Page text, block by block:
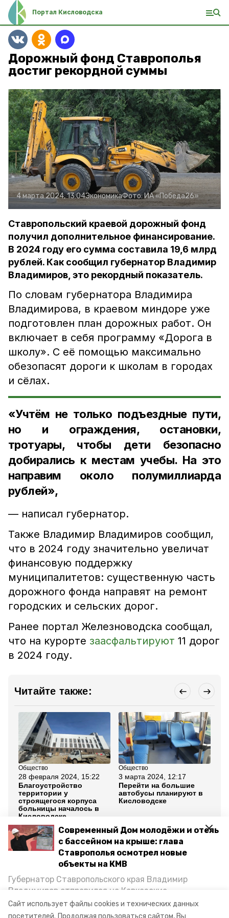
Сайт использует файлы cookies и технических данных
посетителей. Продолжая пользоваться сайтом, Вы
Современный Дом молодёжи и отель
с бассейном на крыше: глава
Ставрополья осмотрел новые
объекты на КМВ
Губернатор Ставропольского края Владимир
Владимиров отправился на Кавказские
Минеральные Воды, чтобы проинспектировать
строительство объектов в Кисловодске и
Портал Кисловодска
Дорожный фонд Ставрополья
достиг рекордной суммы
4 марта 2024, 13:04ЭкономикаФото:ИА «Победа26»
Ставропольский краевой дорожный фонд
получил дополнительное финансирование.
В 2024 году его сумма составила 19,6 млрд
рублей. Как сообщил губернатор Владимир
Владимиров, это рекордный показатель.
По словам губернатора Владимира
Владимирова, в краевом миндоре уже
подготовлен план дорожных работ. Он
включает в себя программу «Дорога в
школу». С её помощью максимально
обезопасят дороги к школам в городах
и сёлах.
«Учтём не только подъездные пути,
но и ограждения, остановки,
тротуары, чтобы дети безопасно
добирались к местам учебы. На это
направим около полумиллиарда
рублей»,
— написал губернатор.
Также Владимир Владимиров сообщил,
что в 2024 году значительно увеличат
финансовую поддержку
муниципалитетов: существенную часть
дорожного фонда направят на ремонт
городских и сельских дорог.
Ранее портал Железноводска сообщал,
что на курорте заасфальтируют 11 дорог
в 2024 году.
Читайте также:
Общество
28 февраля 2024, 15:22
Благоустройство
территории у
строящегося корпуса
больницы началось в
Кисловодске
Общество
3 марта 2024, 12:17
Перейти на большие
автобусы планируют в
Кисловодске
Все новости